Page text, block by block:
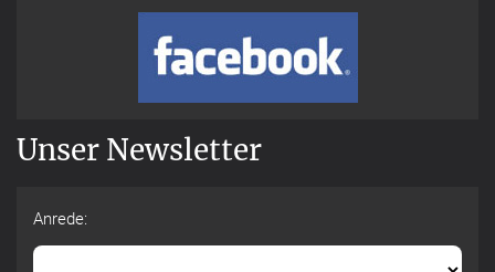
Unser Newsletter
Anrede: